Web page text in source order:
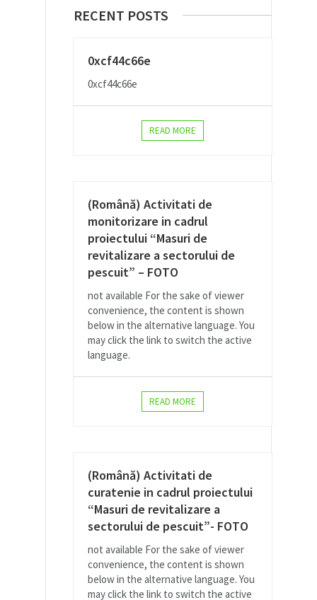
RECENT POSTS
0xcf44c66e
0xcf44c66e
READ MORE
(Română) Activitati de
monitorizare in cadrul
proiectului “Masuri de
revitalizare a sectorului de
pescuit” – FOTO
not available For the sake of viewer
convenience, the content is shown
below in the alternative language. You
may click the link to switch the active
language.
READ MORE
(Română) Activitati de
curatenie in cadrul proiectului
“Masuri de revitalizare a
sectorului de pescuit”- FOTO
not available For the sake of viewer
convenience, the content is shown
below in the alternative language. You
may click the link to switch the active